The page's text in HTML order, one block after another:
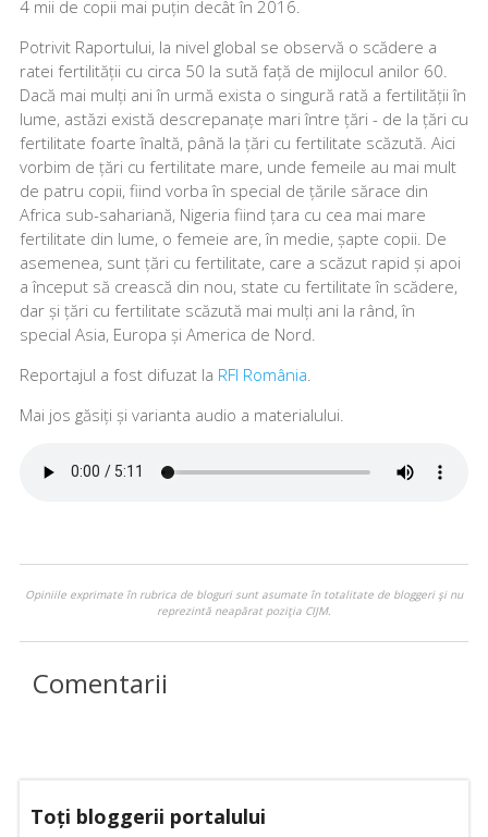
4 mii de copii mai puțin decât în 2016.
Potrivit Raportului, la nivel global se observă o scădere a
ratei fertilității cu circa 50 la sută față de mijlocul anilor 60.
Dacă mai mulți ani în urmă exista o singură rată a fertilității în
lume, astăzi există descrepanațe mari între țări - de la țări cu
fertilitate foarte înaltă, până la țări cu fertilitate scăzută. Aici
vorbim de țări cu fertilitate mare, unde femeile au mai mult
de patru copii, fiind vorba în special de țările sărace din
Africa sub-sahariană, Nigeria fiind țara cu cea mai mare
fertilitate din lume, o femeie are, în medie, șapte copii. De
asemenea, sunt țări cu fertilitate, care a scăzut rapid și apoi
a început să crească din nou, state cu fertilitate în scădere,
dar și țări cu fertilitate scăzută mai mulți ani la rând, în
special Asia, Europa și America de Nord.
Reportajul a fost difuzat la RFI România
Mai jos găsiți și varianta audio a materialului.
Opiniile exprimate în rubrica de bloguri sunt asumate în totalitate de bloggeri şi nu
reprezintă neapărat poziţia CIJM.
Comentarii
Toți bloggerii portalului